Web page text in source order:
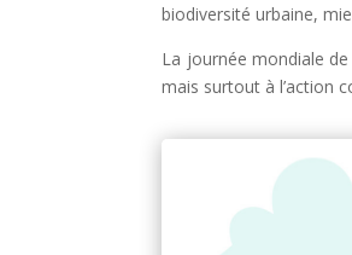
biodiversité urbaine,
La journée mondiale
mais surtout à l’action